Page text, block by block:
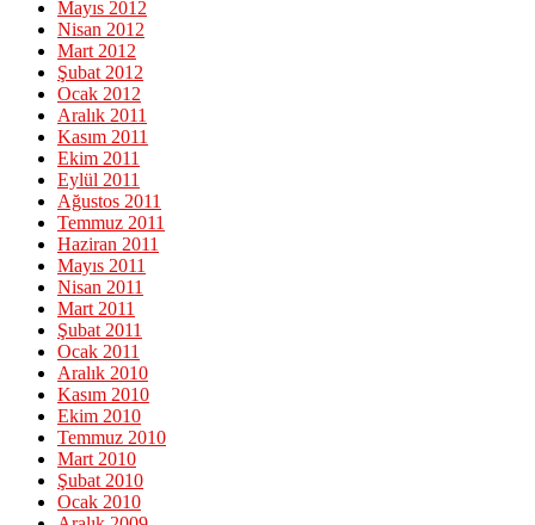
Mayıs 2012
Nisan 2012
Mart 2012
Şubat 2012
Ocak 2012
Aralık 2011
Kasım 2011
Ekim 2011
Eylül 2011
Ağustos 2011
Temmuz 2011
Haziran 2011
Mayıs 2011
Nisan 2011
Mart 2011
Şubat 2011
Ocak 2011
Aralık 2010
Kasım 2010
Ekim 2010
Temmuz 2010
Mart 2010
Şubat 2010
Ocak 2010